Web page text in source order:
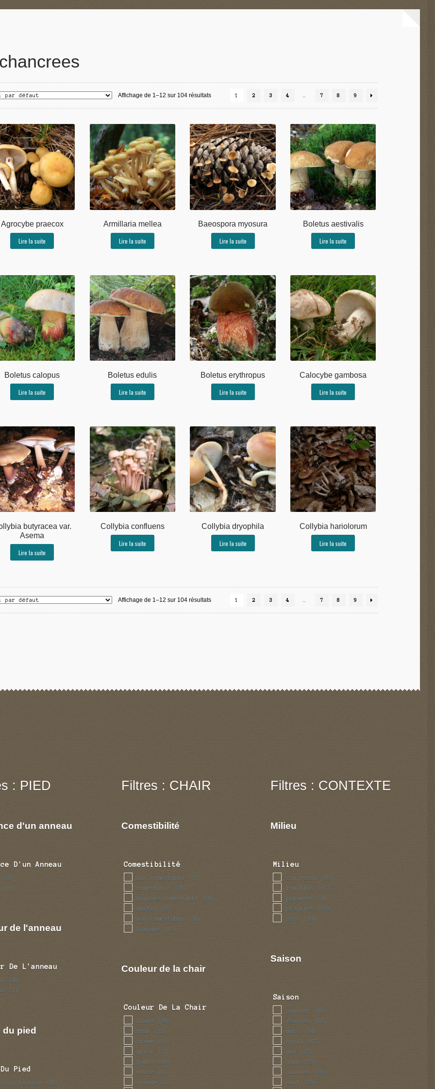
Affichage de 1–12 sur 104 résultats 1 2 3 4 7 8 9
Agrocybe praecox
Lire la suite
Armillaria mellea
Lire la suite
Baeospora myosura
Lire la suite
Boletus aestivalis
Lire la suite
Boletus calopus
Lire la suite
Boletus edulis
Lire la suite
Boletus erythropus
Lire la suite
Calocybe gambosa
Lire la suite
butyracea var.
Asema
Lire la suite
Collybia confluens
Lire la suite
Collybia dryophila
Lire la suite
Collybia hariolorum
Lire la suite
Affichage de 1–12 sur 104 résultats 1 2 3 4 7 8 9
: PIED
d'un anneau
D'un Anneau
(93)
(11)
de l'anneau
De L'anneau
(4)
(1)
du pied
Pied
a la base (26)
Filtres : CHAIR
Comestibilité
Comestibilité
bon comestible (7)
comestible (25)
mauvais comestible (10)
mortel (3)
non comestible (30)
toxique (19)
Couleur de la chair
Couleur De La Chair
blanc (69)
brun (12)
creme (9)
grise (7)
jaune (30)
noire (1)
orange (2)
Filtres : CONTEXTE
Milieu
Milieu
coniferes (66)
feuillus (62)
pelouses (9)
prairies (19)
pres (19)
Saison
Saison
janvier (13)
fevrier (13)
mars (14)
avril (17)
mai (27)
juin (39)
juillet (68)
aout (79)